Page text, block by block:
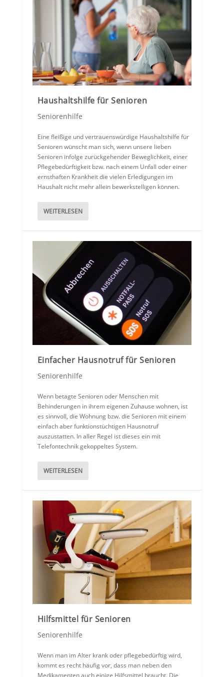
Haushaltshilfe für Senioren
Seniorenhilfe
Eine fleißige und vertrauenswürdige Haushaltshilfe für
Senioren wünscht man sich, wenn unsere lieben
Senioren infolge zurückgehender Beweglichkeit, einer
Pflegebedürftigkeit bzw. nach einem Unfall oder einer
ernsthaften Krankheit die vielen Erledigungen im
Haushalt nicht mehr allein bewerkstelligen können.
WEITERLESEN
Einfacher Hausnotruf für Senioren
Seniorenhilfe
Wenn betagte Senioren oder Menschen mit
Behinderungen in ihrem eigenen Zuhause wohnen, ist
es sinnvoll, die Wohnung bzw. die Senioren mit einem
einfach aber funktionstüchtigen Hausnotruf
auszustatten. In aller Regel ist dieses ein mit
Telefontechnik gekoppeltes System.
WEITERLESEN
Hilfsmittel für Senioren
Seniorenhilfe
Wenn man im Alter krank oder pflegebedürftig wird,
kommt es recht häufig vor, dass man neben den
Medikamenten auch einige Hilfsmittel braucht. Die